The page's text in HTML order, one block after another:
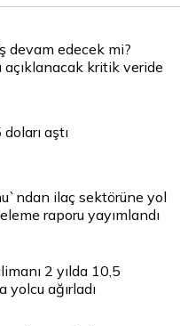
devam edecek mi?
kritik veride
aştı
ilaç sektörüne yol
raporu yayımlandı
2 yılda 10,5
ağırladı